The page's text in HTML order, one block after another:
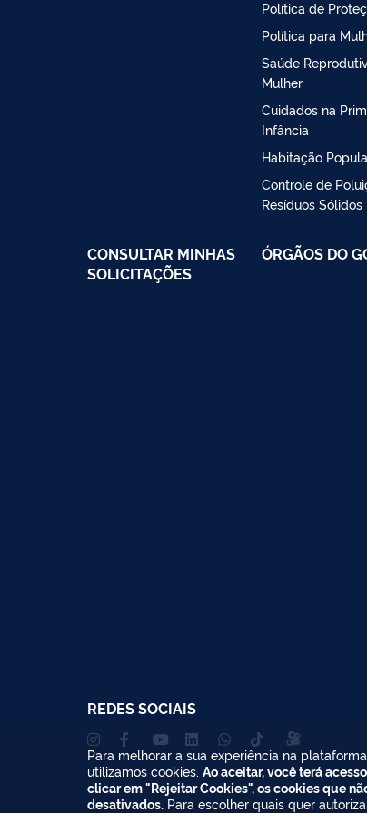
Política de
Política para
Saúde
Mulher
Cuidados na
Infância
Habitação
Controle de
Resíduos Sólidos
CONSULTAR MINHAS
SOLICITAÇÕES
ÓRGÃOS DO
REDES SOCIAIS
Para melhorar a sua experiência na
utilizamos cookies. Ao aceitar, você terá
clicar em "Rejeitar Cookies", os cookies que
desativados. Para escolher quais quer